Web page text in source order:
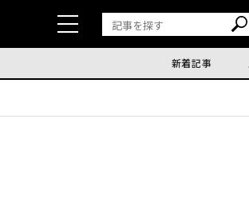
新着記事